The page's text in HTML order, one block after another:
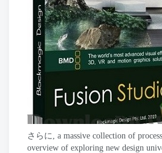
さらに, a massive collection of
overview of exploring new design